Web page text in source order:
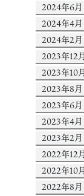
2024年6月
2024年4月
2024年2月
2023年12
2023年10
2023年8月
2023年6月
2023年4月
2023年2月
2022年12
2022年10
2022年8月